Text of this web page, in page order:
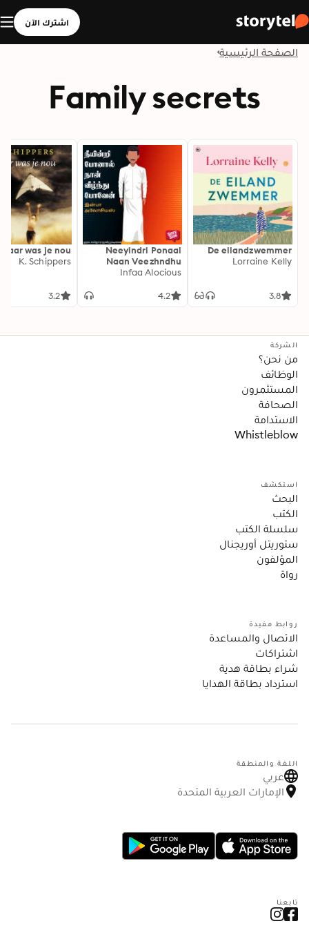
اشترك الآن
الصفحة الرئيسية
Family secrets
De eilandzwemmer
Lorraine Kelly
3.8
Neeyindri Ponaal
Naan Veezhndhu
Poven
Infaa Alocious
4.2
was je nou
K. Schippers
3.2
الشركة
من نحن؟
الوظائف
المستثمرون
الصحافة
الاستدامة
Whistleblow
استكشف
البحث
الكتب
سلسلة الكتب
ستوريتل أوريجنال
المؤلفون
رواة
روابط مفيدة
الاتصال والمساعدة
اشتراكات
شراء بطاقة هدية
استرداد بطاقة الهدايا
اللغة والمنطقة
عربي
الإمارات العربية المتحدة
تابعنا